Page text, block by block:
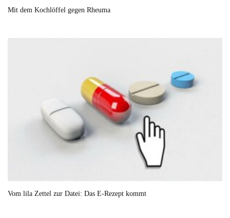
Mit dem Kochlöffel gegen Rheuma
Vom lila Zettel zur Datei: Das E-Rezept kommt